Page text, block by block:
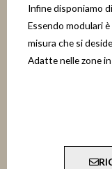
Infine disponiamo di
Essendo modulari
misura che si
Adatte nelle zone